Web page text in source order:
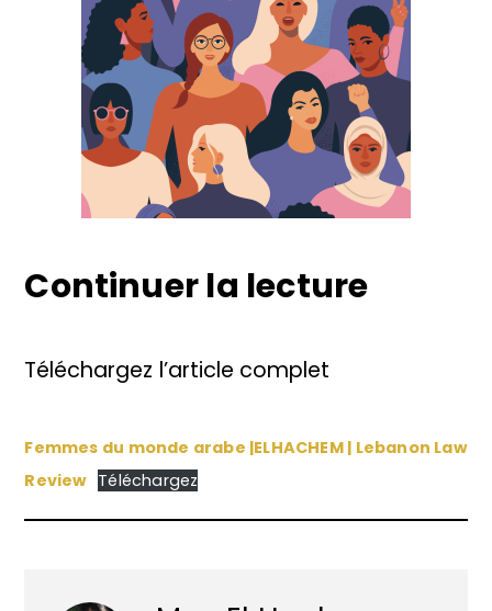
Continuer la lecture
Téléchargez l’article complet
Femmes du monde arabe |ELHACHEM | Lebanon Law
Review Téléchargez